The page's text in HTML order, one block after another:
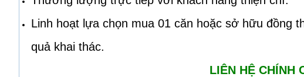
Linh hoạt lựa chọn mua 01 căn hoặc sở hữu đồng
quả khai thác.
LIÊN HỆ CHÍNH